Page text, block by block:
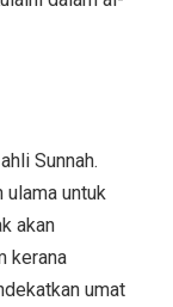
Sunnah.
ulama untuk
akan
kerana
umat